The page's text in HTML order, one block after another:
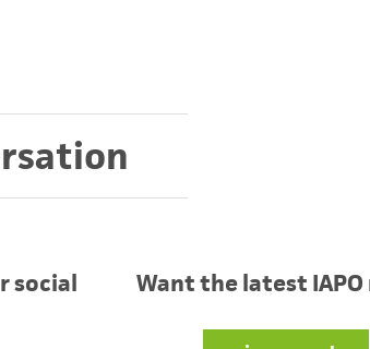
social
Want the latest IAPO